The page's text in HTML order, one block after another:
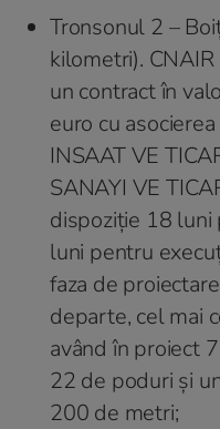
Tronsonul 2 –
kilometri).
un contract în
euro cu
INSAAT VE
SANAYI VE
dispoziție 18
luni pentru
faza de
departe, cel mai
având în proiect
22 de poduri și
200 de metri;